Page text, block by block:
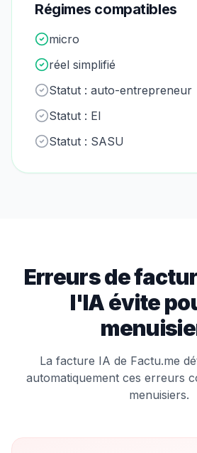
Régimes compatibles
micro
réel simplifié
Statut : auto-entrepreneur
Statut : EI
Statut : SASU
Erreurs de
l'IA évite
La facture IA de Factu.me
automatiquement ces erreurs
menuisiers.